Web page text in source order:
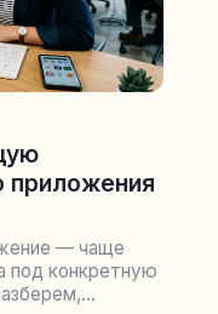
приложения
— чаще
под конкретную